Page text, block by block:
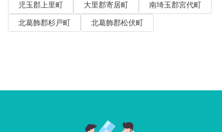
児玉郡上里町
大里郡寄居町
南埼玉郡宮代町
北葛飾郡杉戸町
北葛飾郡松伏町